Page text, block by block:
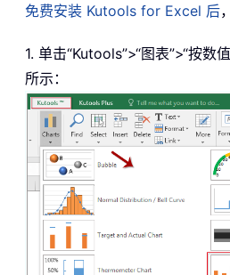
免费安装 Kutools for Excel 后
1. 单击“Kutools”>“图表”>“按数
所示：